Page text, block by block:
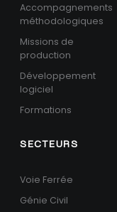
Accompagnements
méthodologiques
Missions de
production
Développement
logiciel
Formations
SECTEURS
Voie Ferrée
Génie Civil